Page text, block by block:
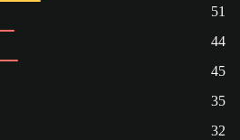
51
44
45
35
32